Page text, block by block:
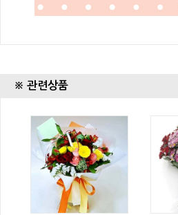
※ 관련상품